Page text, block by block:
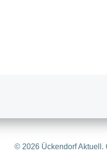
© 2026 Ückendorf Aktuell.